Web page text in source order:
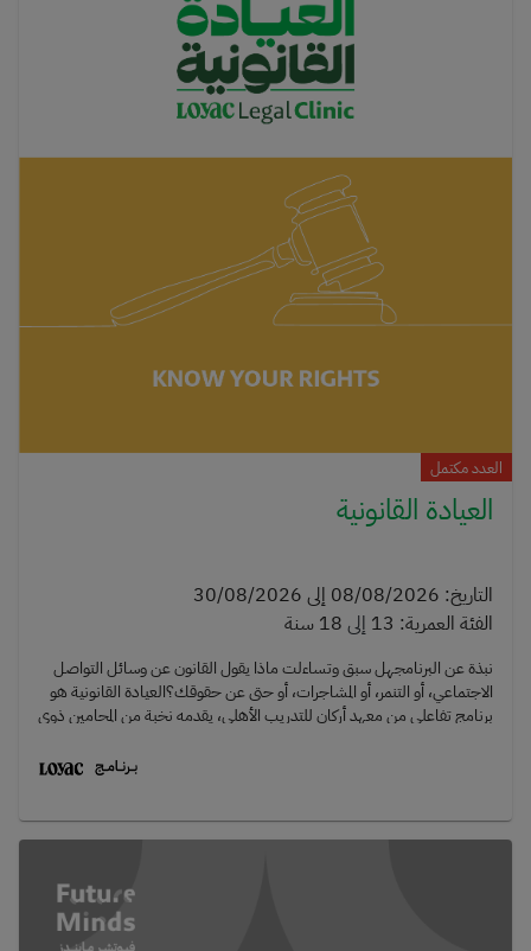
العدد مكتمل
العيادة القانونية
التاريخ:
08/08/2026 إلى 30/08/2026
الفئة العمرية:
13 إلى 18 سنة
نبذة عن البرنامجهل سبق وتساءلت ماذا يقول القانون عن وسائل التواصل
الاجتماعي، أو التنمر، أو المشاجرات، أو حتى عن حقوقك؟العيادة القانونية هو
برنامج تفاعلي من معهد أركان للتدريب الأهلي، يقدمه نخبة من المحامين ذوي
ونقاشات تفاعلية، وتمثيل أدوار، وأنشطة تطبيقية، لمساعدتك على اتخاذ
والتنمر، والمخدراتالأسبوع الرابع : حفل التخرجمنهجية التعليم• ورش عمل